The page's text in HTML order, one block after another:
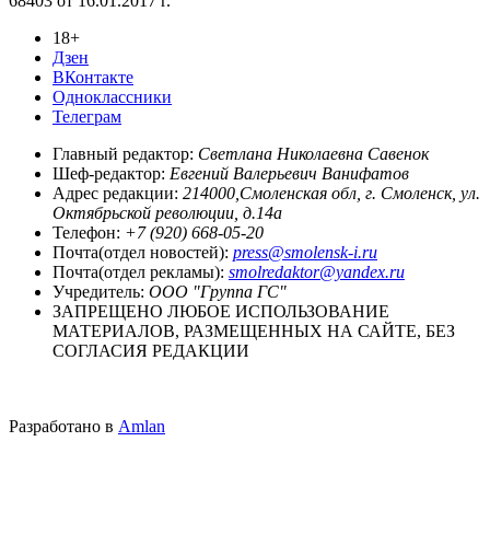
18+
Дзен
ВКонтакте
Одноклассники
Телеграм
Главный редактор: Светлана Николаевна Савенок
Шеф-редактор: Евгений Валерьевич Ванифатов
Адрес редакции: 214000,Смоленская обл, г. Смоленск, ул.
Октябрьской революции, д.14а
Телефон: +7 (920) 668-05-20
Почта(отдел новостей): press@smolensk-i.ru
Почта(отдел рекламы): smolredaktor@yandex.ru
Учредитель: ООО "Группа ГС"
ЗАПРЕЩЕНО ЛЮБОЕ ИСПОЛЬЗОВАНИЕ
МАТЕРИАЛОВ, РАЗМЕЩЕННЫХ НА САЙТЕ, БЕЗ
СОГЛАСИЯ РЕДАКЦИИ
Разработано в Amlan